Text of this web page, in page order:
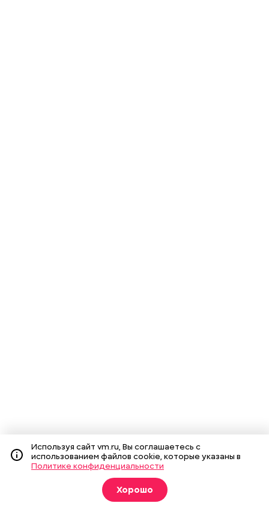
Используя сайт vm.ru, Вы соглашаетесь с
использованием файлов cookie, которые указаны в
Политике конфиденциальности
Хорошо